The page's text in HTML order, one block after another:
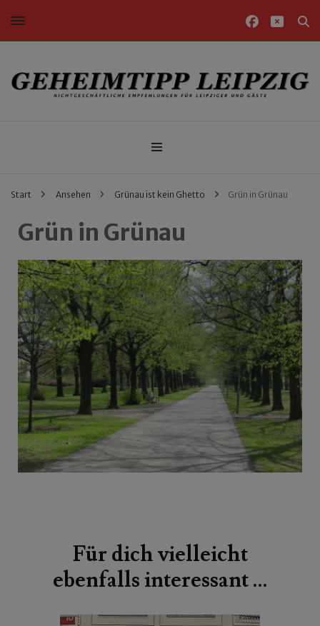
Nichtgeschäftliche Empfehlungen für Leipziger und Gäste
Start Ansehen Grünau ist kein Ghetto Grün in Grünau
Grün in Grünau
Für dich vielleicht
ebenfalls interessant …